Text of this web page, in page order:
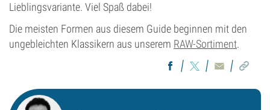
Lieblingsvariante. Viel Spaß dabei!
Die meisten Formen aus diesem Guide beginnen mit den
ungebleichten Klassikern aus unserem RAW-Sortiment.